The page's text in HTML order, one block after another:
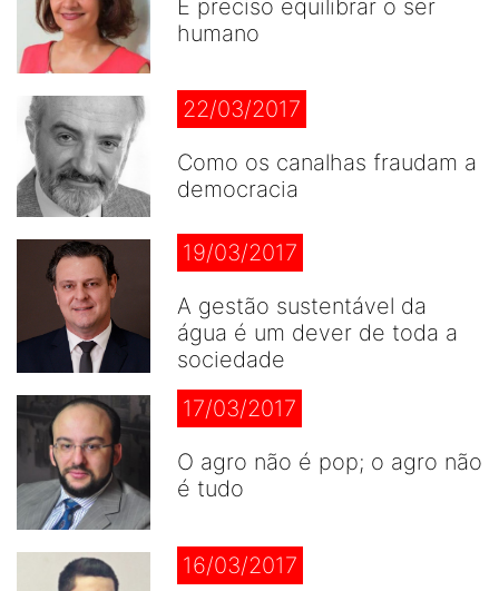
É preciso equilibrar o ser
humano
22/03/2017
Como os canalhas fraudam a
democracia
19/03/2017
A gestão sustentável da
água é um dever de toda a
sociedade
17/03/2017
O agro não é pop; o agro não
é tudo
16/03/2017